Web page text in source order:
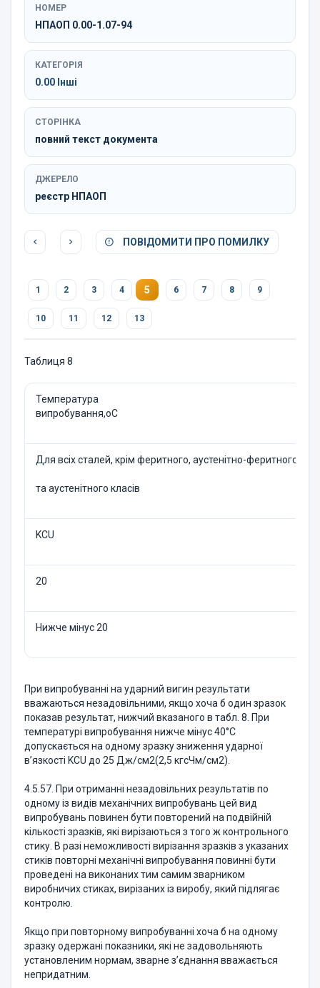
НОМЕР
НПАОП 0.00-1.07-94
КАТЕГОРІЯ
0.00 Інші
СТОРІНКА
повний текст документа
ДЖЕРЕЛО
реєстр НПАОП
ПОВІДОМИТИ ПРО ПОМИЛКУ
1 2 3 4 5 6 7 8 9
10 11 12 13
Таблиця 8
Температура
випробування,оС
Для всіх сталей, крім феритного, аустенітно-феритного
та аустенітного класів
KCU
20
Нижче мінус 20
При випробуванні на ударний вигин результати
вважаються незадовільними, якщо хоча б один зразок
показав результат, нижчий вказаного в табл. 8. При
температурі випробування нижче мінус 40°С
допускається на одному зразку зниження ударної
в’язкості KCU до 25 Дж/см2(2,5 кгсЧм/см2).
4.5.57. При отриманні незадовільних результатів по
одному із видів механічних випробувань цей вид
випробувань повинен бути повторений на подвійній
кількості зразків, які вирізаються з того ж контрольного
стику. В разі неможливості вирізання зразків з указаних
стиків повторні механічні випробування повинні бути
проведені на виконаних тим самим зварником
виробничих стиках, вирізаних із виробу, який підлягає
контролю.
Якщо при повторному випробуванні хоча б на одному
зразку одержані показники, які не задовольняють
установленим нормам, зварне з’єднання вважається
непридатним.